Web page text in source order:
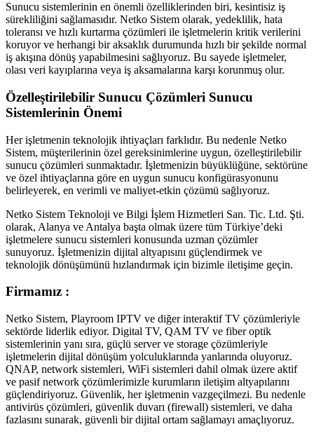
Sunucu sistemlerinin en önemli özelliklerinden biri, kesintisiz iş
sürekliliğini sağlamasıdır. Netko Sistem olarak, yedeklilik, hata
toleransı ve hızlı kurtarma çözümleri ile işletmelerin kritik verilerini
koruyor ve herhangi bir aksaklık durumunda hızlı bir şekilde normal
iş akışına dönüş yapabilmesini sağlıyoruz. Bu sayede işletmeler,
olası veri kayıplarına veya iş aksamalarına karşı korunmuş olur.
Özelleştirilebilir Sunucu Çözümleri Sunucu
Sistemlerinin Önemi
Her işletmenin teknolojik ihtiyaçları farklıdır. Bu nedenle Netko
Sistem, müşterilerinin özel gereksinimlerine uygun, özelleştirilebilir
sunucu çözümleri sunmaktadır. İşletmenizin büyüklüğüne, sektörüne
ve özel ihtiyaçlarına göre en uygun sunucu konfigürasyonunu
belirleyerek, en verimli ve maliyet-etkin çözümü sağlıyoruz.
Netko Sistem Teknoloji ve Bilgi İşlem Hizmetleri San. Tic. Ltd. Şti.
olarak, Alanya ve Antalya başta olmak üzere tüm Türkiye’deki
işletmelere sunucu sistemleri konusunda uzman çözümler
sunuyoruz. İşletmenizin dijital altyapısını güçlendirmek ve
teknolojik dönüşümünü hızlandırmak için bizimle iletişime geçin.
Firmamız :
Netko Sistem, Playroom IPTV ve diğer interaktif TV çözümleriyle
sektörde liderlik ediyor. Digital TV, QAM TV ve fiber optik
sistemlerinin yanı sıra, güçlü server ve storage çözümleriyle
işletmelerin dijital dönüşüm yolculuklarında yanlarında oluyoruz.
QNAP, network sistemleri, WiFi sistemleri dahil olmak üzere aktif
ve pasif network çözümlerimizle kurumların iletişim altyapılarını
güçlendiriyoruz. Güvenlik, her işletmenin vazgeçilmezi. Bu nedenle
antivirüs çözümleri, güvenlik duvarı (firewall) sistemleri, ve daha
fazlasını sunarak, güvenli bir dijital ortam sağlamayı amaçlıyoruz.